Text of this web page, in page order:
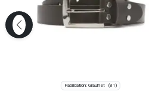
Fabrication: Graulhet (81)